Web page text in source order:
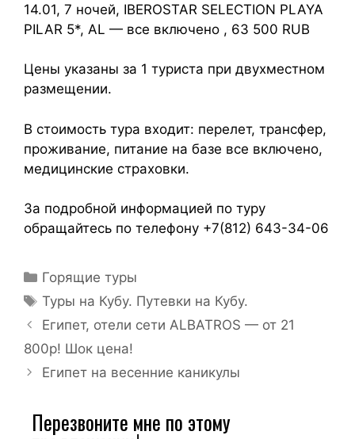
14.01, 7 ночей, IBEROSTAR SELECTION PLAYA
PILAR 5*, AL — все включено , 63 500 RUB
Цены указаны за 1 туриста при двухместном
размещении.
В стоимость тура входит: перелет, трансфер,
проживание, питание на базе все включено,
медицинские страховки.
За подробной информацией по туру
обращайтесь по телефону +7(812) 643-34-06
Горящие туры
Туры на Кубу. Путевки на Кубу.
Египет, отели сети ALBATROS — от 21
800р! Шок цена!
Египет на весенние каникулы
Перезвоните мне по этому